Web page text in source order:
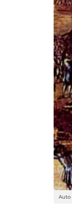
Auto